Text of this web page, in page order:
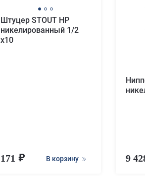
Штуцер STOUT НР
никелированный 1/2
x10
171 В корзину 9